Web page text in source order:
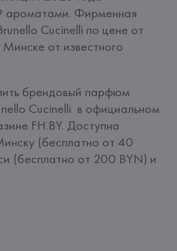
ароматами. Фирменная
Cucinelli по цене от
от известного
брендовый парфюм
Cucinelli  в официальном
FH.BY. Доступна
(бесплатно от 40
(бесплатно от 200 BYN) и